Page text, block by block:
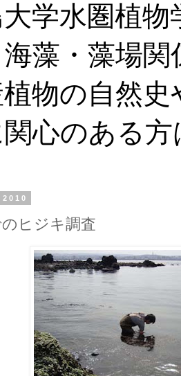
大学水圏植
海藻・藻場
物の自然
心のある
ヒジキ調査